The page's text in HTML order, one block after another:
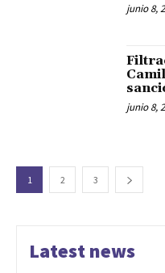
junio 8,
junio 8,
1 2 3
Latest news